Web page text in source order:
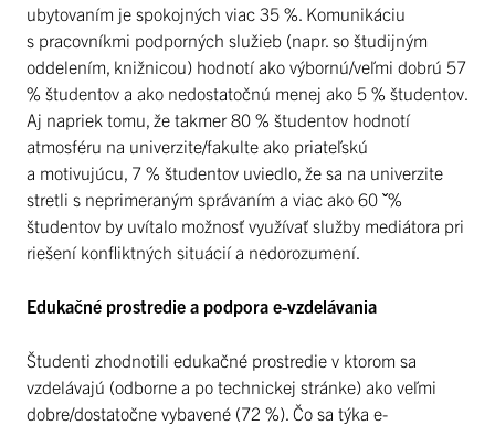
ubytovaním je spokojných viac 35 %. Komunikáciu
s pracovníkmi podporných služieb (napr. so študijným
oddelením, knižnicou) hodnotí ako výbornú/veľmi dobrú 57
% študentov a ako nedostatočnú menej ako 5 % študentov.
Aj napriek tomu, že takmer 80 % študentov hodnotí
atmosféru na univerzite/fakulte ako priateľskú
a motivujúcu, 7 % študentov uviedlo, že sa na univerzite
stretli s neprimeraným správaním a viac ako 60 ˇ%
študentov by uvítalo možnosť využívať služby mediátora pri
riešení konfliktných situácií a nedorozumení.
Edukačné prostredie a podpora e-vzdelávania
Študenti zhodnotili edukačné prostredie v ktorom sa
vzdelávajú (odborne a po technickej stránke) ako veľmi
dobre/dostatočne vybavené (72 %). Čo sa týka e-